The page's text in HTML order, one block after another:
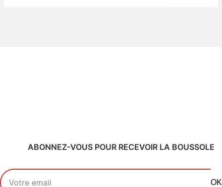
ABONNEZ-VOUS POUR RECEVOIR LA BOUSSOLE
Votre adresse email
OK